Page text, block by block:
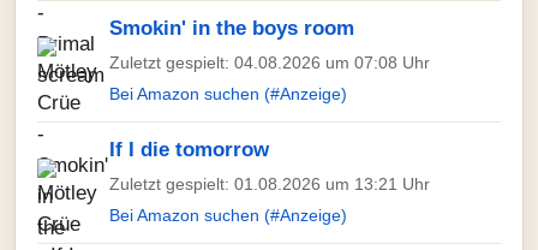
Smokin' in the boys room
Zuletzt gespielt: 04.08.2026 um 07:08 Uhr
Bei Amazon suchen (#Anzeige)
If I die tomorrow
Zuletzt gespielt: 01.08.2026 um 13:21 Uhr
Bei Amazon suchen (#Anzeige)